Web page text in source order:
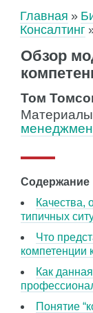
Главная
Консалтинг
Обзор
Том
Материалы
Содержание
Качества,
типичных
Что
компетенции
Как
Понятие